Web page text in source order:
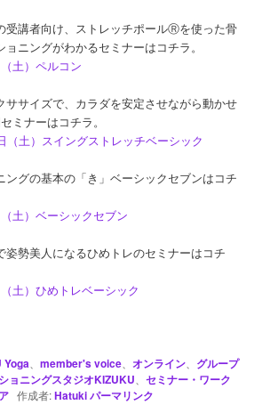
受講者向け、ストレッチポールⓇを使った骨
ニングがわかるセミナーはコチラ。
土）ペルコン
ササイズで、カラダを安定させながら動かせ
ミナーはコチラ。
（土）スイングストレッチベーシック
ングの基本の「き」ベーシックセブンはコチ
土）ベーシックセブン
姿勢美人になるひめトレのセミナーはコチ
土）ひめトレベーシック
Yoga 、member's voice 、オンライン
グループ
ョニングスタジオKIZUKU 、セミナー・ワーク
作成者:Hatukiパーマリンク